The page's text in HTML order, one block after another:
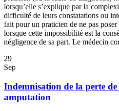
lorsqu’elle s’explique par la
difficulté de leurs constatations ou
fait pour un praticien de ne pas
lorsque cette impossibilité est la
négligence de sa part. Le médecin
29
Sep
Indemnisation de la perte de
amputation